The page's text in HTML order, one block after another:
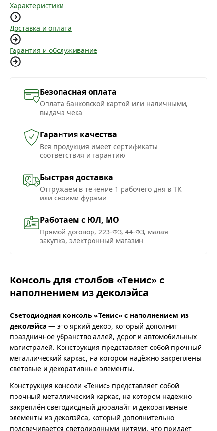
Характеристики
Доставка и оплата
Гарантия и обслуживание
Безопасная оплата
Оплата банковской картой или наличными,
выдача чека
Гарантия качества
Вся продукция имеет сертификаты
соответствия и гарантию
Быстрая доставка
Отгружаем в течение 1 рабочего дня в ТК
или своими фурами
Работаем с ЮЛ, МО
Прямой договор, 223-ФЗ, 44-ФЗ, малая
закупка, электронный магазин
Консоль для столбов «Тенис» с
наполнением из деколэйса
Светодиодная консоль «Тенис» с наполнением из
деколэйса — это яркий декор, который дополнит
праздничное убранство аллей, дорог и автомобильных
магистралей. Конструкция представляет собой прочный
металлический каркас, на котором надёжно закреплены
световые и декоративные элементы.
Конструкция консоли «Тенис» представляет собой
прочный металлический каркас, на котором надёжно
закреплён светодиодный дюралайт и декоративные
элементы из деколэйса, который дополнительно
подсвечивается светодиодными нитями, что придаёт